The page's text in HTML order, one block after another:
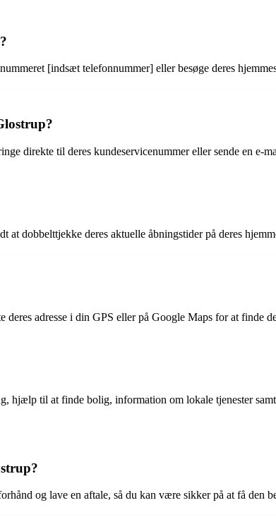
[indsæt telefonnummer] eller besøge deres
direkte til deres kundeservicenummer eller sende en e-
dobbelttjekke deres aktuelle åbningstider på deres
adresse i din GPS eller på Google Maps for at finde
hjælp til at finde bolig, information om lokale tjenester
og lave en aftale, så du kan være sikker på at få den